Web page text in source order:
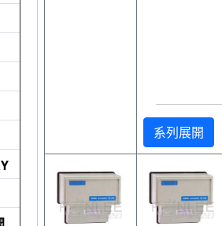
系列展開